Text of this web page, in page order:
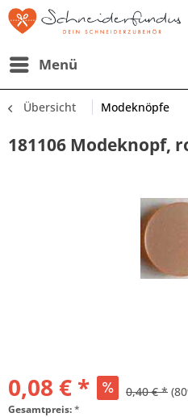
Menü
Übersicht Modeknöpfe
181106 Modeknopf,
0,08 € * 0,40 € *
Gesamtpreis:*